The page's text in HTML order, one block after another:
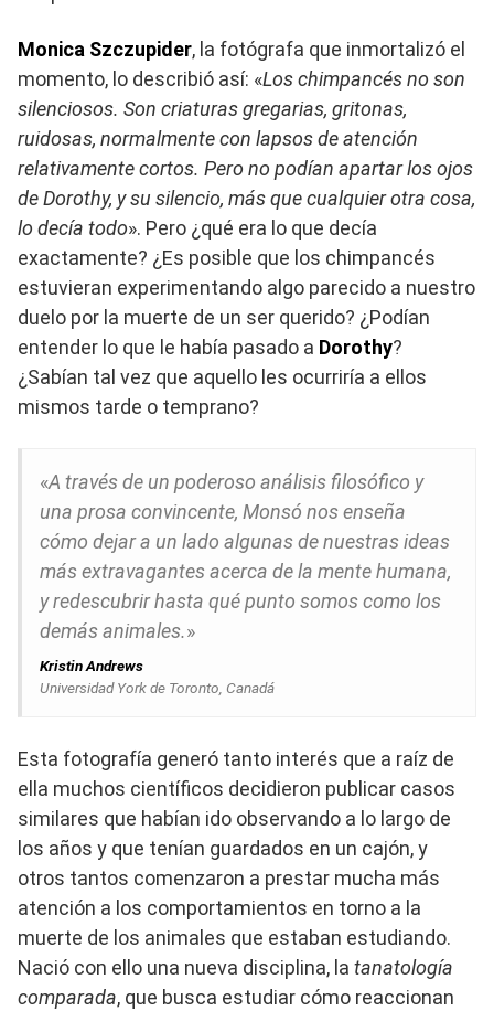
Monica Szczupider, la fotógrafa que inmortalizó el
momento, lo describió así: «Los chimpancés no son
silenciosos. Son criaturas gregarias, gritonas,
ruidosas, normalmente con lapsos de atención
relativamente cortos. Pero no podían apartar los ojos
de Dorothy, y su silencio, más que cualquier otra cosa,
lo decía todo». Pero ¿qué era lo que decía
exactamente? ¿Es posible que los chimpancés
estuvieran experimentando algo parecido a nuestro
duelo por la muerte de un ser querido? ¿Podían
entender lo que le había pasado a Dorothy?
¿Sabían tal vez que aquello les ocurriría a ellos
mismos tarde o temprano?
«A través de un poderoso análisis filosófico y
una prosa convincente, Monsó nos enseña
cómo dejar a un lado algunas de nuestras ideas
más extravagantes acerca de la mente humana,
y redescubrir hasta qué punto somos como los
demás animales.»
Kristin Andrews
Universidad York de Toronto, Canadá
Esta fotografía generó tanto interés que a raíz de
ella muchos científicos decidieron publicar casos
similares que habían ido observando a lo largo de
los años y que tenían guardados en un cajón, y
otros tantos comenzaron a prestar mucha más
atención a los comportamientos en torno a la
muerte de los animales que estaban estudiando.
Nació con ello una nueva disciplina, la tanatología
comparada, que busca estudiar cómo reaccionan